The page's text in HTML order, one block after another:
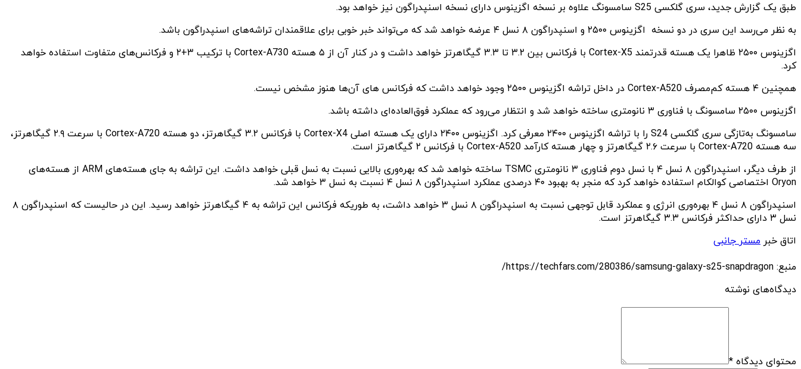
طبق یک گزارش جدید، سری گلکسی S25 سامسونگ علاوه بر نسخه اگزینوس دارای نسخه اسنپدراگون نیز خواهد بود.
به نظر می‌رسد این سری در دو نسخه اگزینوس ۲۵۰۰ و اسنپدراگون ۸ نسل ۴ عرضه خواهد شد که می‌تواند خبر خوبی برای علاقمندان تراشه‌های اسنپدراگون باشد.
اگزینوس ۲۵۰۰ ظاهرا یک هسته‌ قدرتمند Cortex-X5 با فرکانس بین ۳.۲ تا ۳.۳ گیگاهرتز خواهد داشت و در کنار آن از ۵ هسته‌ Cortex-A730 با ترکیب ۳+۲ و فرکانس‌های متفاوت استفاده خواهد
کرد.
همچنین ۴ هسته‌ کم‌مصرف Cortex-A520 در داخل تراشه اگزینوس ۲۵۰۰ وجود خواهد داشت که فرکانس های آن‌ها هنوز مشخص نیست.
اگزینوس ۲۵۰۰ سامسونگ با فناوری ۳ نانومتری ساخته خواهد شد و انتظار می‌رود که عملکرد فوق‌العاده‌ای داشته باشد.
سامسونگ به‌تازگی سری گلکسی S24 را با تراشه اگزینوس ۲۴۰۰ معرفی کرد. اگزینوس ۲۴۰۰ دارای یک هسته اصلی Cortex-X4 با فرکانس ۳.۲ گیگاهرتز، دو هسته Cortex-A720 با سرعت ۲.۹ گیگاهرتز،
سه هسته Cortex-A720 با سرعت ۲.۶ گیگاهرتز و چهار هسته کارآمد Cortex-A520 با فرکانس ۲ گیگاهرتز است.
از طرف دیگر، اسنپدراگون ۸ نسل ۴ با نسل دوم فناوری ۳ نانومتری TSMC ساخته خواهد شد که بهره‌وری بالایی نسبت به نسل قبلی خواهد داشت. این تراشه به جای هسته‌های ARM از هسته‌های
Oryon اختصاصی کوالکام استفاده خواهد کرد که منجر به بهبود ۴۰ درصدی عملکرد اسنپدراگون ۸ نسل ۴ نسبت به نسل ۳ خواهد شد.
اسنپدراگون ۸ نسل ۴ بهره‌وری انرژی و عملکرد قابل توجهی نسبت به اسنپدراگون ۸ نسل ۳ خواهد داشت، به طوریکه فرکانس این تراشه به ۴ گیگاهرتز خواهد رسید. این در حالیست که اسنپدراگون ۸
نسل ۳ دارای حداکثر فرکانس ۳.۳ گیگاهرتز است.
اتاق خبر مستر جانبی
منبع: https://techfars.com/280386/samsung-galaxy-s25-snapdragon/
دیدگاه‌های نوشته
محتوای دیدگاه *